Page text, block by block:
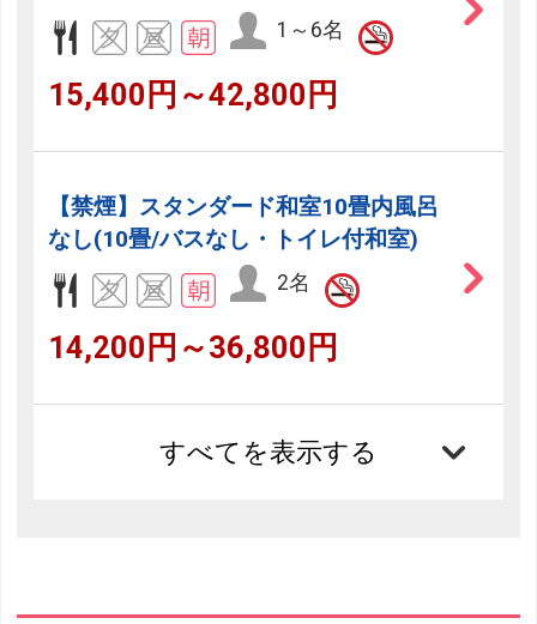
1～6名
15,400円～42,800円
【禁煙】スタンダード和室10畳内風呂
なし(10畳/バスなし・トイレ付和室)
2名
14,200円～36,800円
すべてを表示する